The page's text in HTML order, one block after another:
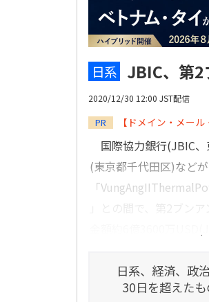
日系 JBIC、第
2020/12/30 12:00 JST配信
PR 【ドメイン・メー
国際協力銀行(JBIC
(東京都千代田区)など
「
日系、経済、政
30日を超えた